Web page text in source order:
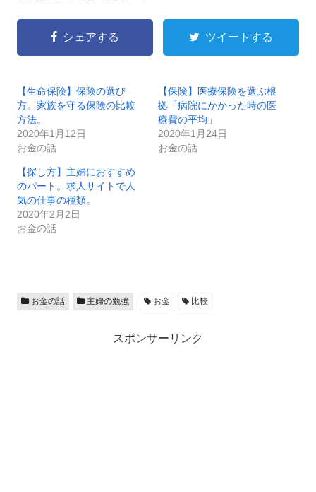
シェアする ツイートする
【生命保険】保険の選び
方。家族を守る保険の比較
方法。
2020年1月12日
お金の話
【保険】医療保険を選ぶ根
拠「病院にかかった時の医
療費の平均」
2020年1月24日
お金の話
【探し方】主婦におすすめ
のパート。求人サイトで人
気の仕事の種類。
2020年2月2日
お金の話
お金の話 主婦の勉強 お金 比較
スポンサーリンク